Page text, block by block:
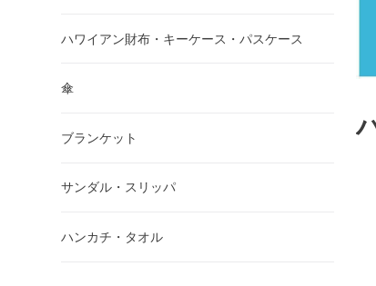
ハワイアン財布・キーケース・パスケース
傘
ブランケット
サンダル・スリッパ
ハンカチ・タオル